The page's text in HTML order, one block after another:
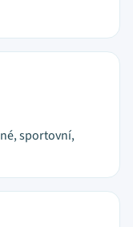
sportovní,